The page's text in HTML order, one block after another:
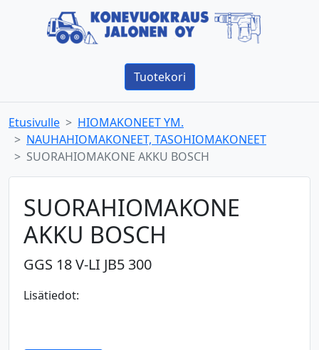
Tuotekori
Etusivulle
HIOMAKONEET YM.
NAUHAHIOMAKONEET, TASOHIOMAKONEET
SUORAHIOMAKONE AKKU BOSCH
SUORAHIOMAKONE
AKKU BOSCH
GGS 18 V-LI JB5 300
Lisätiedot: